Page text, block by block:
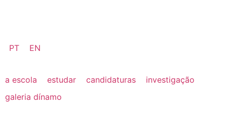
PT EN
a escola estudar candidaturas
investigação
galeria dínamo